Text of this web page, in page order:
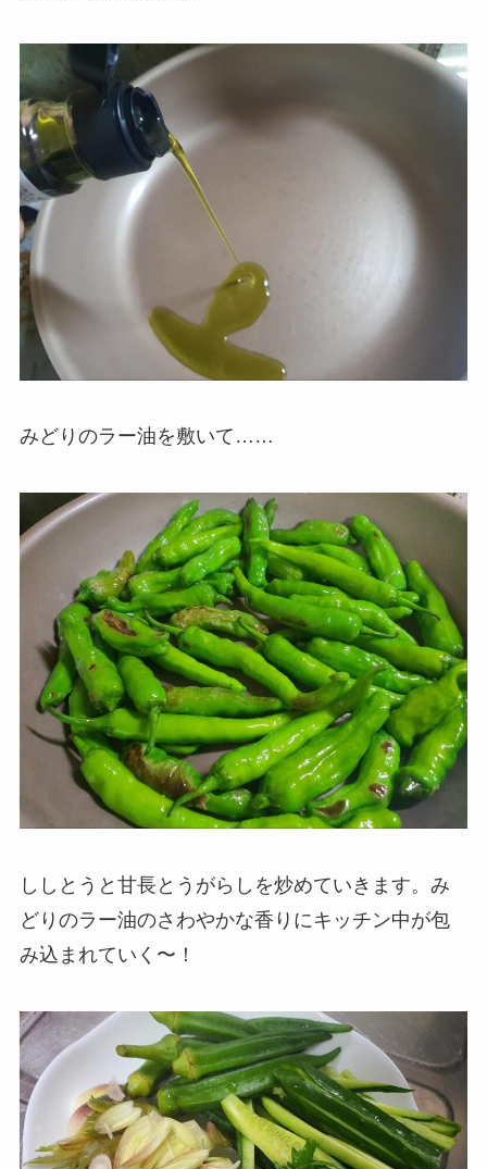
みどりのラー油を敷いて……
ししとうと甘長とうがらしを炒めていきます。み
どりのラー油のさわやかな香りにキッチン中が包
み込まれていく〜！